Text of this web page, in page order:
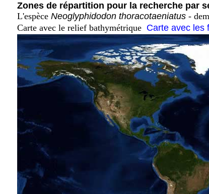
Zones de répartition pour la recherche par
L'espèce Neoglyphidodon thoracotaeniatus -
Carte avec le relief bathymétrique Carte avec les